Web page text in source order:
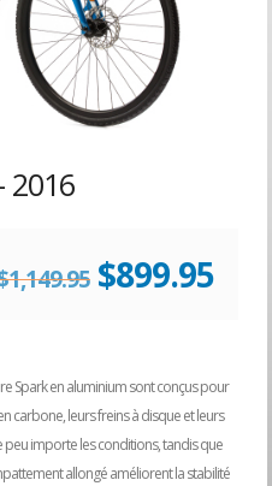
2016
1,149.95 Le
initial
était :
$899.95Le
est :
Spark en aluminium sont conçus pour
carbone, leurs freins à disque et leurs
importe les conditions, tandis que
allongé améliorent la stabilité